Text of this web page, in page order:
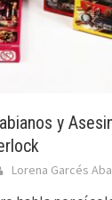
y
Lorena Garcés